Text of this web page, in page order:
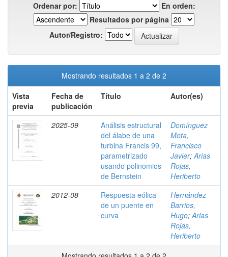
Ordenar por:
En orden:
Resultados por página
Autor/Registro:
Mostrando resultados 1 a 2 de 2
Vista
previa
Fecha de
publicación
Título Autor(es)
2025-09
Análisis estructural
del álabe de una
turbina Francis 99,
parametrizado
usando polinomios
de Bernstein
Domínguez
Mota,
Francisco
Javier;Arias
Rojas,
Heriberto
2012-08
Respuesta eólica
de un puente en
curva
Hernández
Barrios,
Hugo;Arias
Rojas,
Heriberto